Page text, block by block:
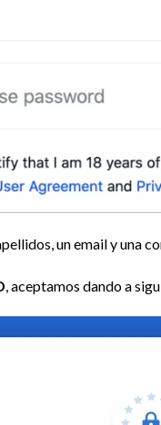
un email y una
, aceptamos dando a